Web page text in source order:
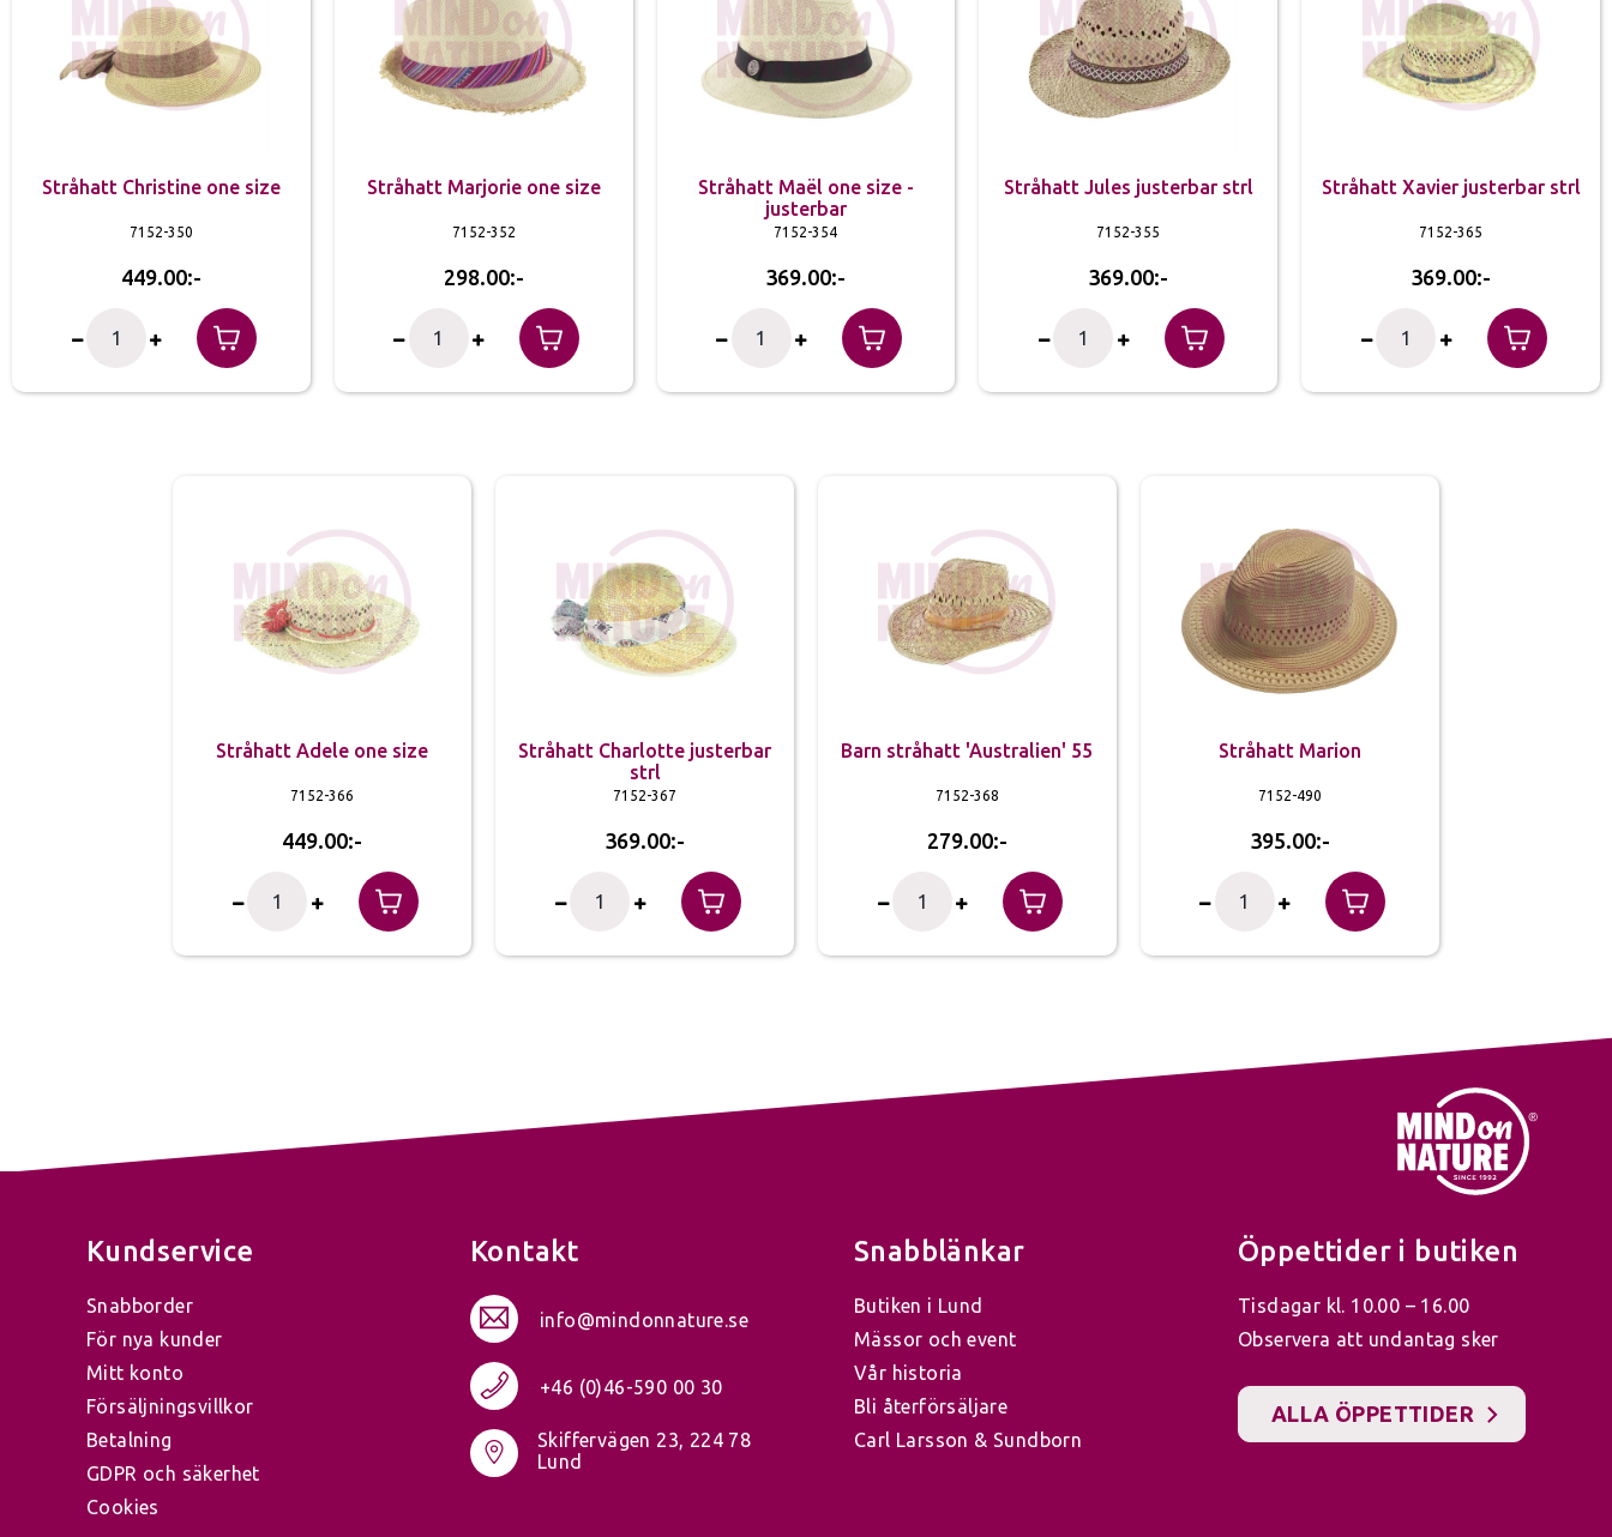
Stråhatt Christine one size
7152-350
449.00
Stråhatt Marjorie one size
7152-352
298.00
Stråhatt Maël one size -
justerbar
7152-354
369.00
Stråhatt Jules justerbar strl
7152-355
369.00
Stråhatt Xavier justerbar strl
7152-365
369.00
Stråhatt Adele one size
7152-366
449.00
Stråhatt Charlotte justerbar
strl
7152-367
369.00
Barn stråhatt 'Australien' 55
7152-368
279.00
Stråhatt Marion
7152-490
395.00
Kundservice
Snabborder
För nya kunder
Mitt konto
Försäljningsvillkor
Betalning
GDPR och säkerhet
Cookies
Kontakt
info@mindonnature.se
+46 (0)46-590 00 30
Skiffervägen 23, 224 78
Lund
Snabblänkar
Butiken i Lund
Mässor och event
Vår historia
Bli återförsäljare
Carl Larsson & Sundborn
Öppettider i butiken
Tisdagar kl. 10.00 – 16.00
Observera att undantag sker
ALLA ÖPPETTIDER